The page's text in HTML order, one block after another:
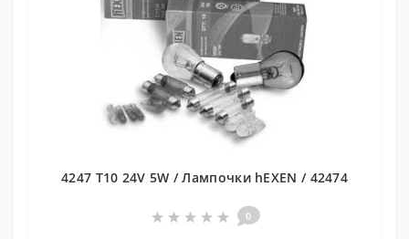
4247 T10 24V 5W / Лампочки hEXEN / 42474
0